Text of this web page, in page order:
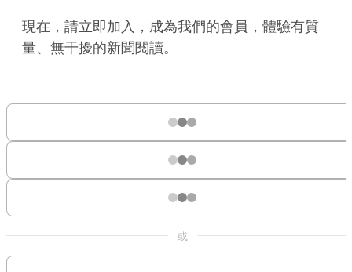
現在，請立即加入，成為我們的會員，體驗有質
量、無干擾的新聞閱讀。
或